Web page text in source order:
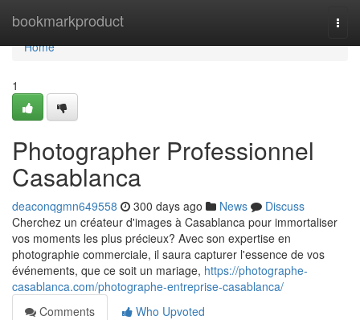
bookmarkproduct
Home
Home
1
Photographer Professionnel
Casablanca
deaconqgmn649558 300 days ago News
Discuss
Cherchez un créateur d'images à Casablanca pour immortaliser
vos moments les plus précieux? Avec son expertise en
photographie commerciale, il saura capturer l'essence de vos
événements, que ce soit un mariage, https://photographe-
casablanca.com/photographe-entreprise-casablanca/
Comments
Who Upvoted